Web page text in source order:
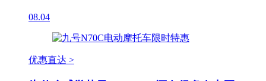
08.04
优惠直达 >